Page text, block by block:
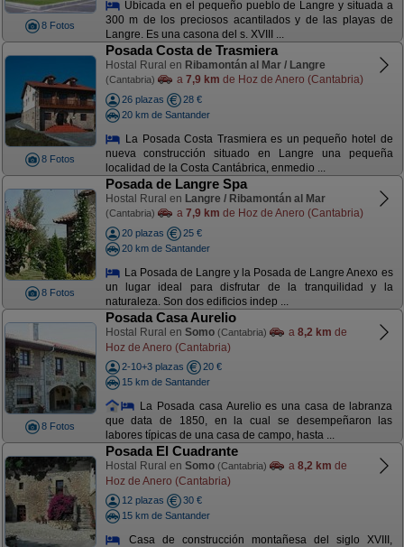
8 Fotos
Ubicada en el pequeño pueblo de Langre y situada a
300 m de los preciosos acantilados y de las playas de
Langre. Es una casona del s. XVIII ...
8 Fotos
Posada Costa de Trasmiera
Hostal Rural en Ribamontán al Mar / Langre
(Cantabria) a 7,9 km de Hoz de Anero (Cantabria)
26 plazas
28 €
20 km de Santander
La Posada Costa Trasmiera es un pequeño hotel de
nueva construcción situado en Langre una pequeña
localidad de la Costa Cantábrica, enmedio ...
8 Fotos
Posada de Langre Spa
Hostal Rural en Langre / Ribamontán al Mar
(Cantabria) a 7,9 km de Hoz de Anero (Cantabria)
20 plazas
25 €
20 km de Santander
La Posada de Langre y la Posada de Langre Anexo es
un lugar ideal para disfrutar de la tranquilidad y la
naturaleza. Son dos edificios indep ...
8 Fotos
Posada Casa Aurelio
Hostal Rural en Somo (Cantabria) a 8,2 km de
Hoz de Anero (Cantabria)
2-10+3 plazas
20 €
15 km de Santander
La Posada casa Aurelio es una casa de labranza
que data de 1850, en la cual se desempeñaron las
labores típicas de una casa de campo, hasta ...
Posada El Cuadrante
Hostal Rural en Somo (Cantabria) a 8,2 km de
Hoz de Anero (Cantabria)
12 plazas
30 €
15 km de Santander
Casa de construcción montañesa del siglo XVIII,